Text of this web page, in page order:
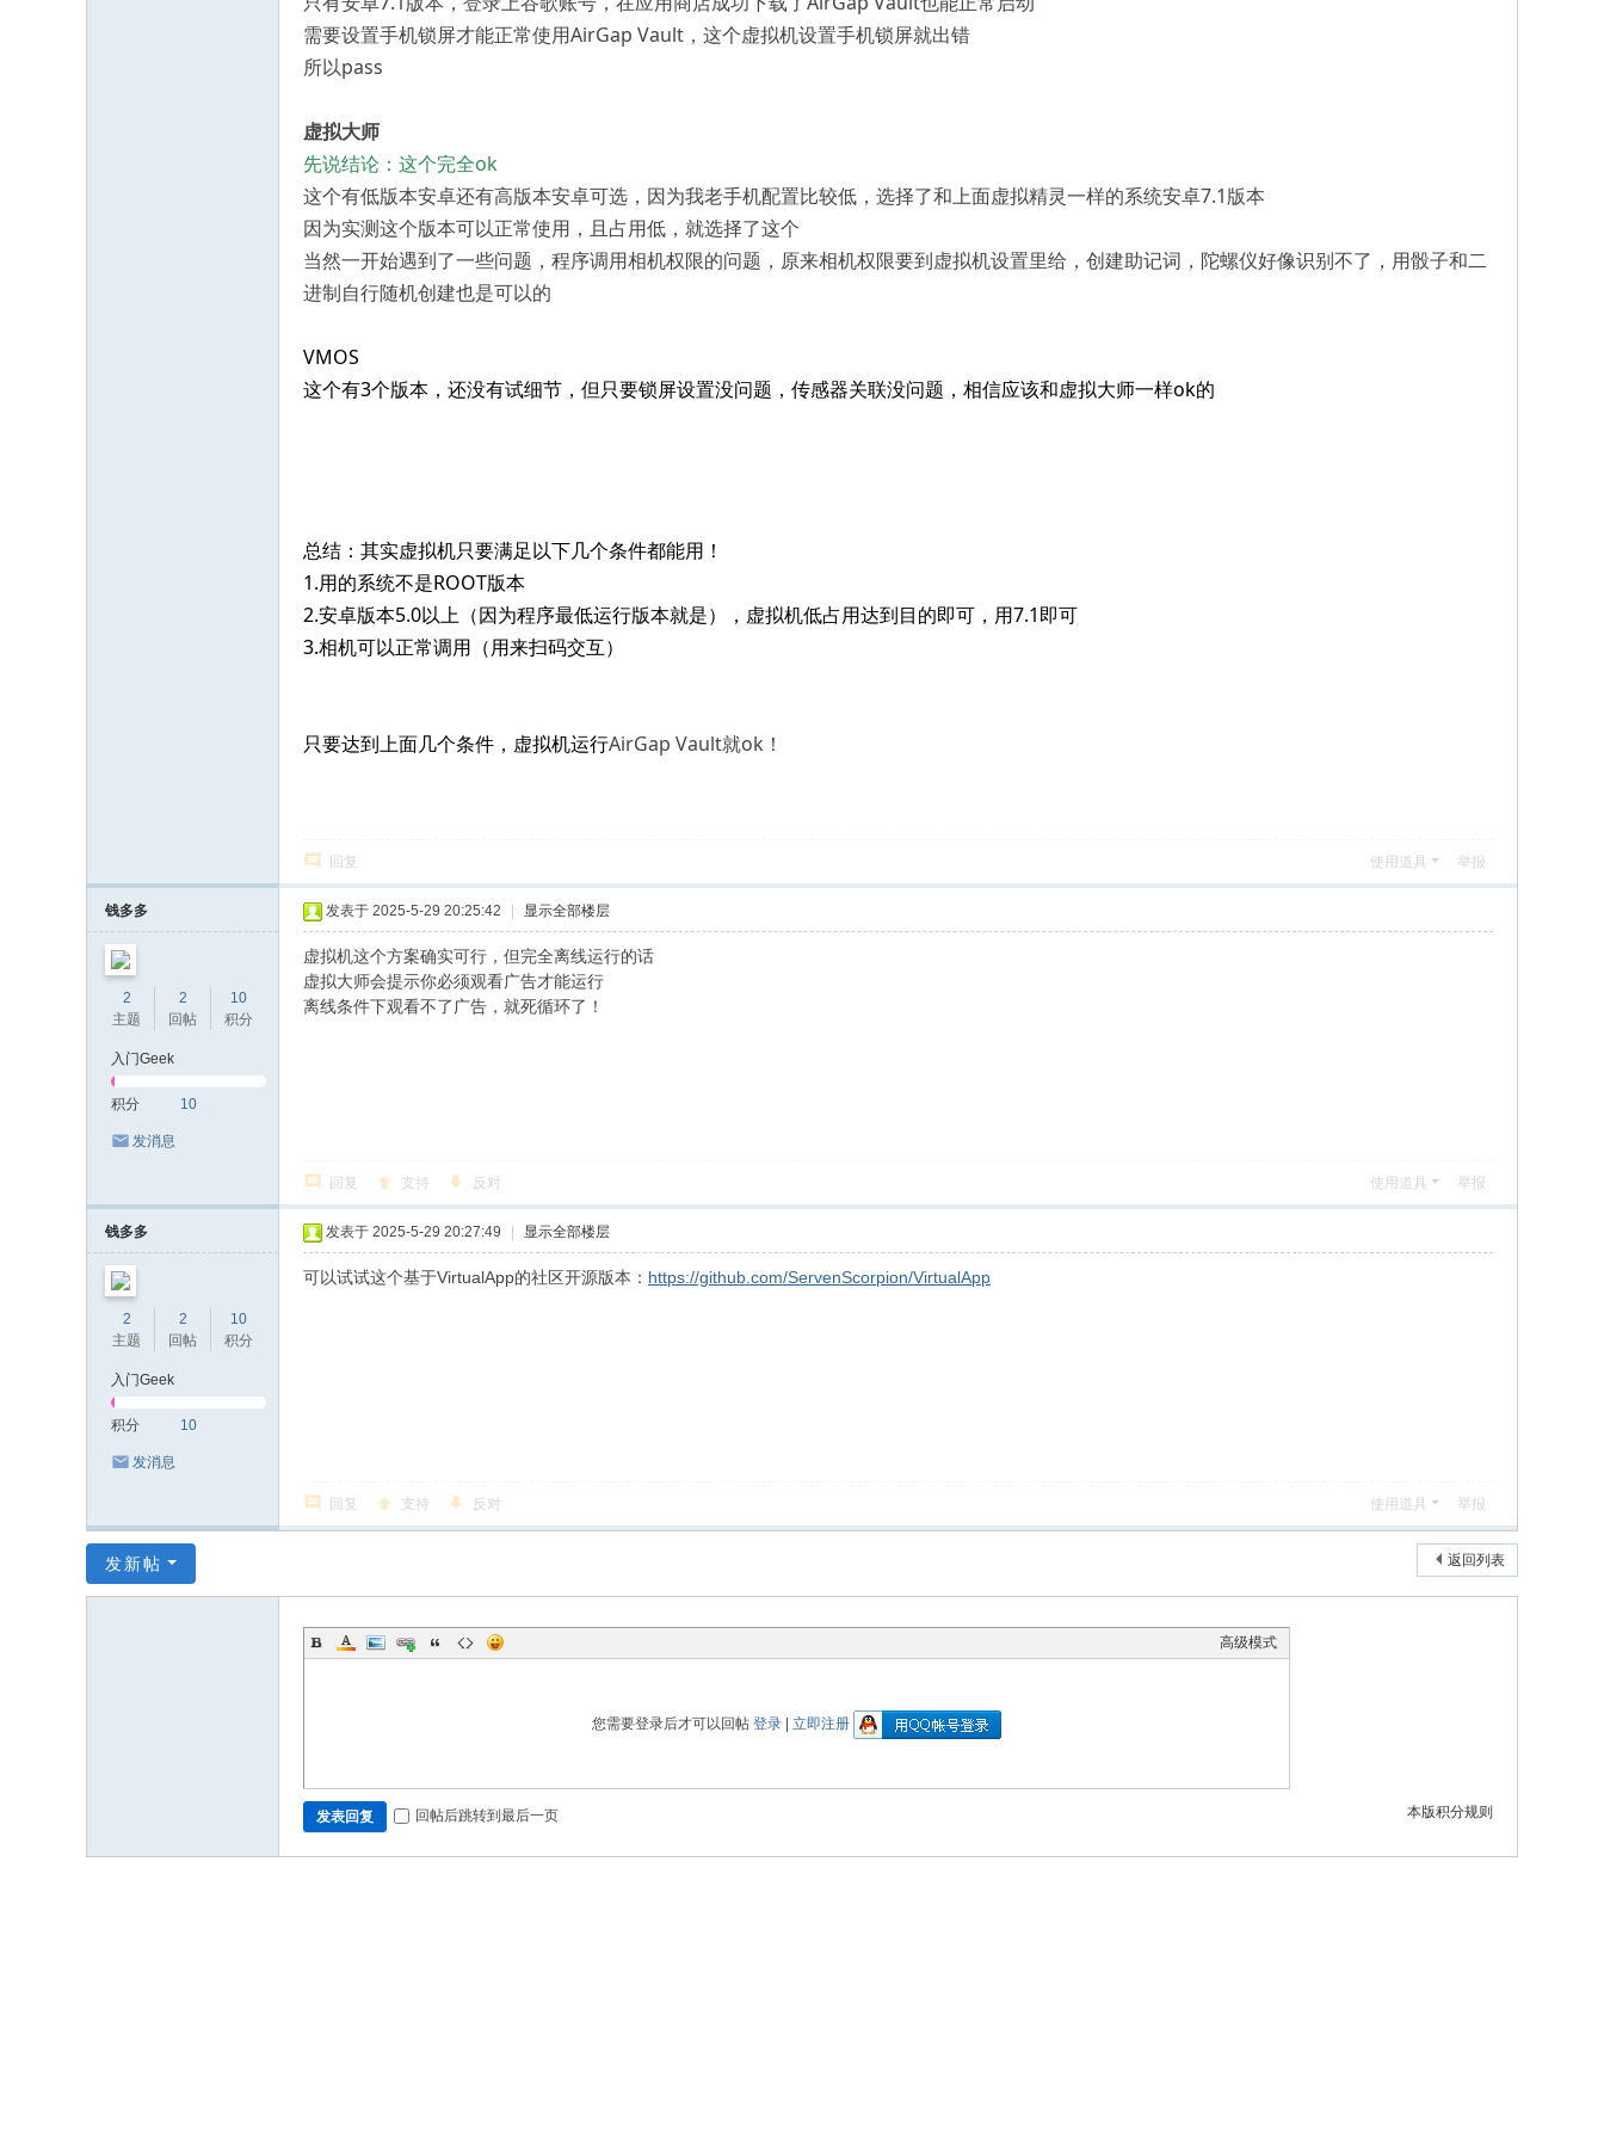
需要设置手机锁屏才能正常使用AirGap Vault，这个虚拟机设置手机锁屏就出错
所以pass
虚拟大师
先说结论：这个完全ok
这个有低版本安卓还有高版本安卓可选，因为我老手机配置比较低，选择了和上面虚拟精灵一样的系统安卓7.1版本
因为实测这个版本可以正常使用，且占用低，就选择了这个
当然一开始遇到了一些问题，程序调用相机权限的问题，原来相机权限要到虚拟机设置里给，创建助记词，陀螺仪好像识别不了，用骰子和二
进制自行随机创建也是可以的
VMOS
这个有3个版本，还没有试细节，但只要锁屏设置没问题，传感器关联没问题，相信应该和虚拟大师一样ok的
总结：其实虚拟机只要满足以下几个条件都能用！
1.用的系统不是ROOT版本
2.安卓版本5.0以上（因为程序最低运行版本就是），虚拟机低占用达到目的即可，用7.1即可
3.相机可以正常调用（用来扫码交互）
只要达到上面几个条件，虚拟机运行AirGap Vault就ok！
回复 使用道具 举报
钱多多
2
主题
2
回帖
10
积分
入门Geek
积分 10
发消息
发表于 2025-5-29 20:25:42 显示全部楼层
虚拟机这个方案确实可行，但完全离线运行的话
虚拟大师会提示你必须观看广告才能运行
离线条件下观看不了广告，就死循环了！
回复 支持 反对 使用道具 举报
钱多多
2
主题
2
回帖
10
积分
入门Geek
积分 10
发消息
发表于 2025-5-29 20:27:49 显示全部楼层
可以试试这个基于VirtualApp的社区开源版本： https://github.com/ServenScorpion/VirtualApp
回复 支持 反对 使用道具 举报
返回列表
发新帖
高级模式
您需要登录后才可以回帖 登录 立即注册
本版积分规则
发表回复 回帖后跳转到最后一页